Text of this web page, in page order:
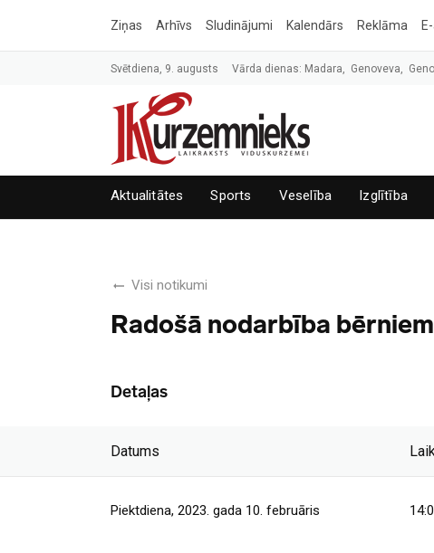
Ziņas Arhīvs Sludinājumi Kalendārs Reklāma
Svētdiena, 9. augusts Vārda dienas: Madara, Genoveva,
Aktualitātes Sports Veselība Izglītība
Visi notikumi
Radošā nodarbība
Detaļas
Datums
Piektdiena, 2023. gada 10. februāris